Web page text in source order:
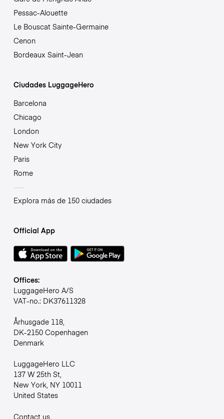
Pessac-Alouette
Le Bouscat Sainte-Germaine
Cenon
Bordeaux Saint-Jean
Ciudades LuggageHero
Barcelona
Chicago
London
New York City
Paris
Rome
Explora más de 150 ciudades
Official App
Offices:
LuggageHero A/S
VAT-no.: DK37611328
Århusgade 118,
DK-2150 Copenhagen
Denmark
LuggageHero LLC
137 W 25th St,
New York, NY 10011
United States
Contact us